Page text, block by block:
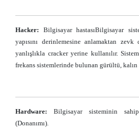
Hacker: Bilgisayar hastasıBilgisayar
yapısını derinlemesine anlamaktan
yanlışlıkla cracker yerine kullanılır.
frekans sistemlerinde bulunan gürültü, kalın
Hardware: Bilgisayar sisteminin
(Donanımı).